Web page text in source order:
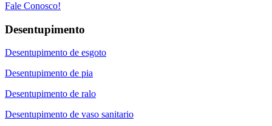
Fale Conosco!
Desentupimento
Desentupimento de esgoto
Desentupimento de pia
Desentupimento de ralo
Desentupimento de vaso sanitario